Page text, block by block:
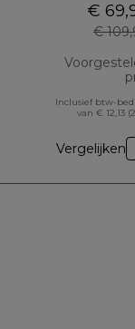
€
€
Inclusief btw-
van € 12,13
Vergelijken